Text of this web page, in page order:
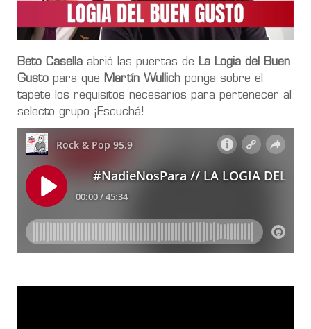
Beto Casella abrió las puertas de La Logia del Buen
Gusto para que Martín Wullich ponga sobre el
tapete los requisitos necesarios para pertenecer al
selecto grupo ¡Escuchá!